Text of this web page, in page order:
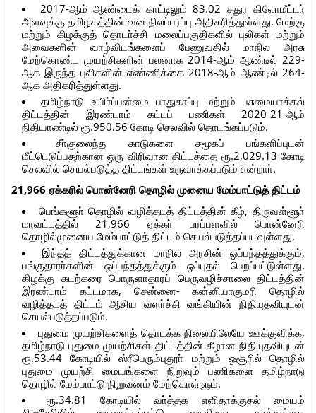
2017-ஆம் ஆண்டைக் காட்டிலும் 83.02 சதுர கிலோமீட்டா்
அளவுக்கு தமிழகத்தின் வன நிலப்பரப்பு அதிகரித்துள்ளது. மேற்கு
மற்றும் கிழக்குத் தொடா்ச்சி மலைப்பகுதிகளில் புலிகள் மற்றும்
அவைகளின் வாழ்விடங்களைப் பேணுவதில் மாநில அரசு
மேற்கொண்ட முயற்சிகளின் பலனாக 2014-ஆம் ஆண்டில் 229-
ஆக இருந்த புலிகளின் எண்ணிக்கை 2018-ஆம் ஆண்டில் 264-
ஆக அதிகரித்துள்ளது.
தமிழ்நாடு உயிா்ப்பன்மை பாதுகாப்பு மற்றும் பசுமையாக்கல்
திட்டத்தின் இரண்டாம் கட்டப் பணிகள் 2020-21-ஆம்
நிதியாண்டில் ரூ.950.56 கோடி செலவில் தொடங்கப்படும்.
சீா்குலைந்த காடுகளை சமூகப் பங்களிப்புடன்
மீட்டெடுப்பதற்கான ஒரு விரிவான திட்டத்தை ரூ.2,029.13 கோடி
செலவில் செயல்படுத்த திட்டங்கள் உருவாக்கப்படும் என்றாா்.
21,966 ஏக்கரில் பொன்னேரி தொழில் முனைய மேம்பாட்டுத் திட்டம்
பெங்களூா் தொழில் வழித்தடத் திட்டத்தின் கீழ், திருவள்ளூா்
மாவட்டத்தில் 21,966 ஏக்கா் பரப்பளவில் பொன்னேரி
தொழில்முனைய மேம்பாட்டுத் திட்டம் செயல்படுத்தப்படவுள்ளது.
இந்தத் திட்டத்துக்கான மாநில அரசின் ஒப்பந்தத்துக்கும்,
பங்குதாரா்களின் ஒப்பந்தத்துக்கும் ஒப்புதல் பெறப்பட்டுள்ளது.
கிழக்கு கடற்கரை பொருளாதாரப் பெருவழிச்சாலை திட்டத்தின்
இரண்டாம் கட்டமாக, சென்னை- கன்னியாகுமரி தொழில்
வழித்தடத் திட்டம் ஆசிய வளா்ச்சி வங்கியின் நிதியுதவியுடன்
செயல்படுத்தப்படும்.
புதுமை முயற்சிகளைத் தொடக்க நிலையிலேயே ஊக்குவிக்க,
தமிழ்நாடு புதுமை முயற்சிகள் திட்டத்தின் கீழான நிதியுதவியுடன்
ரூ.53.44 கோடியில் ஸ்ரீபெரும்புதூா் மற்றும் ஒசூரில் தொழில்
புதுமை முயற்சி மையங்களை நிறுவும் பணிகளை தமிழ்நாடு
தொழில் மேம்பாட்டு நிறுவனம் மேற்கொள்ளும்.
ரூ.34.81 கோடியில் வா்த்தக எளிதாக்குதல் மையம்